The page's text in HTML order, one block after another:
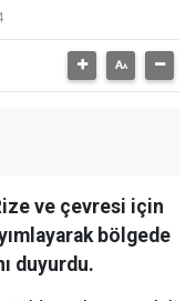
ve çevresi için
bölgede
duyurdu.